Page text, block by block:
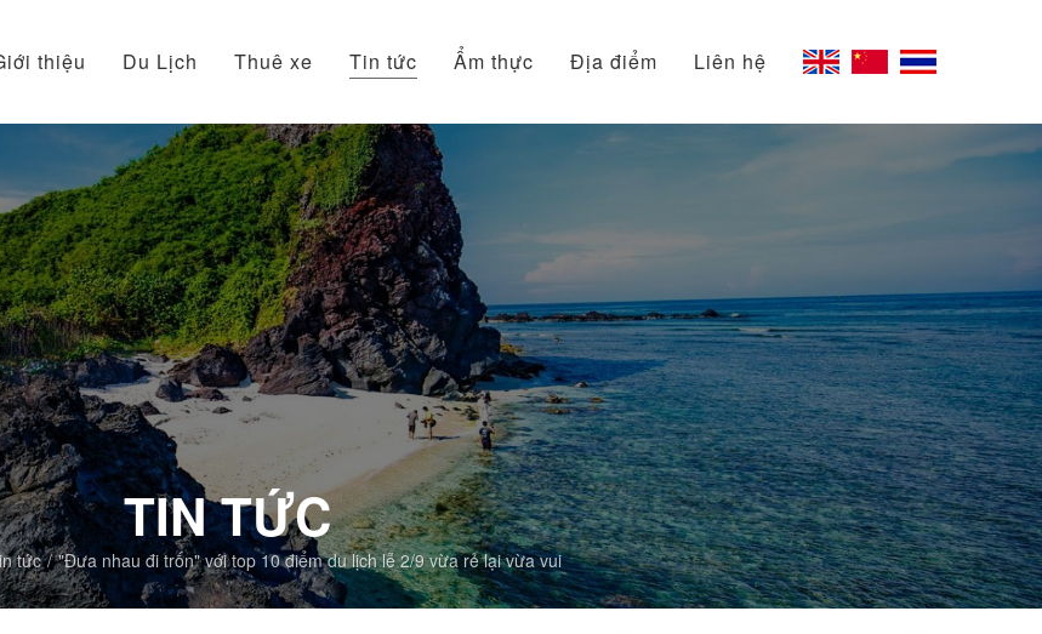
thiệu Du Lịch Thuê xe Tin tức Ẩm thực Địa điểm Liên hệ
TIN TỨC
tức "Đưa nhau đi trốn" với top 10 điểm du lịch lễ 2/9 vừa rẻ lại vừa vui